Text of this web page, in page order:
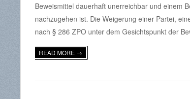
Beweismittel dauerhaft unerreichbar und einem
nachzugehen ist. Die Weigerung einer Partei,
nach § 286 ZPO unter dem Gesichtspunkt der
READ MORE →